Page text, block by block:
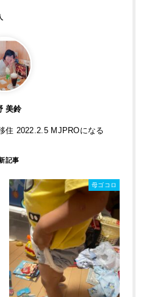
美鈴
住 2022.2.5 MJPROになる
母ゴコロ